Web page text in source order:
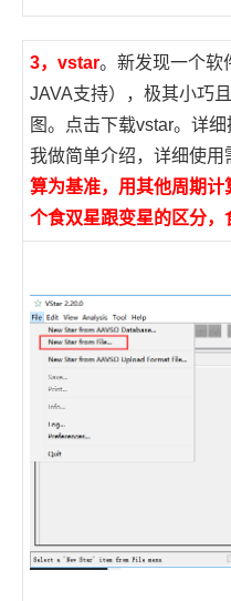
3，vstar。新发现一个软
JAVA支持），极其小巧
图。点击下载vstar。详细
我做简单介绍，详细使用
算为基准，用其他周期
个食双星跟变星的区分，